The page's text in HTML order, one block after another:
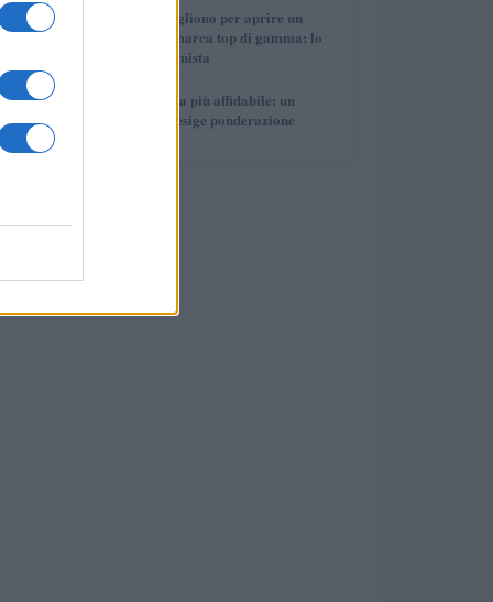
4
Quanti soldi ci vogliono per aprire un
autosalone multimarca top di gamma: lo
spiega il professionista
5
La macchina usata più affidabile: un
investimento che esige ponderazione